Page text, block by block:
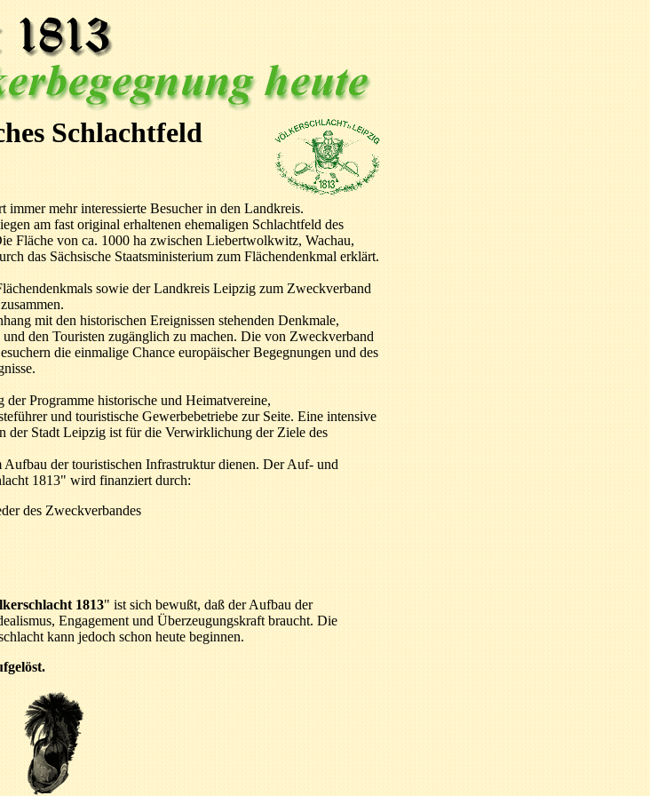
Schlachtfeld
mehr interessierte Besucher in den Landkreis.
am fast original erhaltenen ehemaligen Schlachtfeld des
Fläche von ca. 1000 ha zwischen Liebertwolkwitz, Wachau,
das Sächsische Staatsministerium zum Flächendenkmal erklärt.
sowie der Landkreis Leipzig zum Zweckverband
mit den historischen Ereignissen stehenden Denkmale,
den Touristen zugänglich zu machen. Die von Zweckverband
die einmalige Chance europäischer Begegnungen und des
Programme historische und Heimatvereine,
und touristische Gewerbebetriebe zur Seite. Eine intensive
der Stadt Leipzig ist für die Verwirklichung der Ziele des
der touristischen Infrastruktur dienen. Der Auf- und
1813" wird finanziert durch:
des Zweckverbandes
1813" ist sich bewußt, daß der Aufbau der
Engagement und Überzeugungskraft braucht. Die
kann jedoch schon heute beginnen.